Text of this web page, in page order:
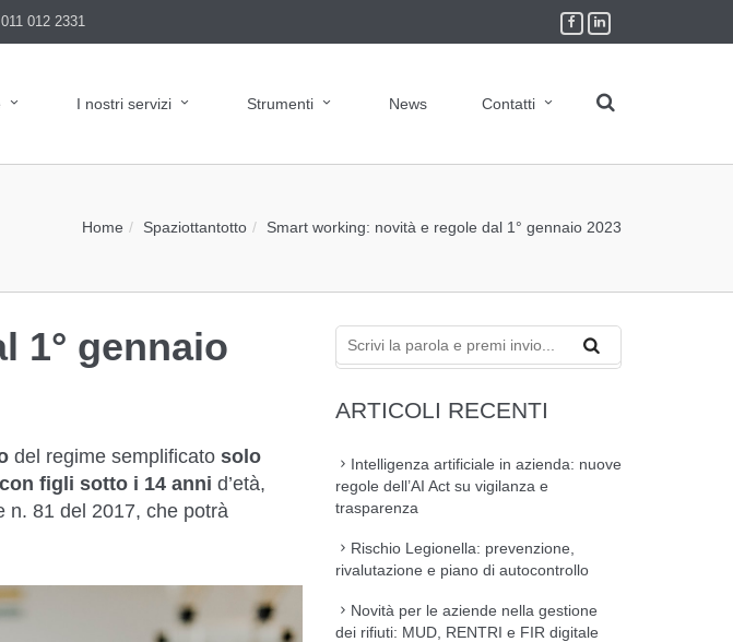
012 2331
I nostri servizi Strumenti News Contatti
Home Spaziottantotto Smart working: novità e regole dal 1° gennaio 2023
1° gennaio
del regime semplificato solo
figli sotto i 14 anni d’età,
n. 81 del 2017, che potrà
ARTICOLI RECENTI
Intelligenza artificiale in azienda: nuove
regole dell’AI Act su vigilanza e
trasparenza
Rischio Legionella: prevenzione,
rivalutazione e piano di autocontrollo
Novità per le aziende nella gestione
dei rifiuti: MUD, RENTRI e FIR digitale